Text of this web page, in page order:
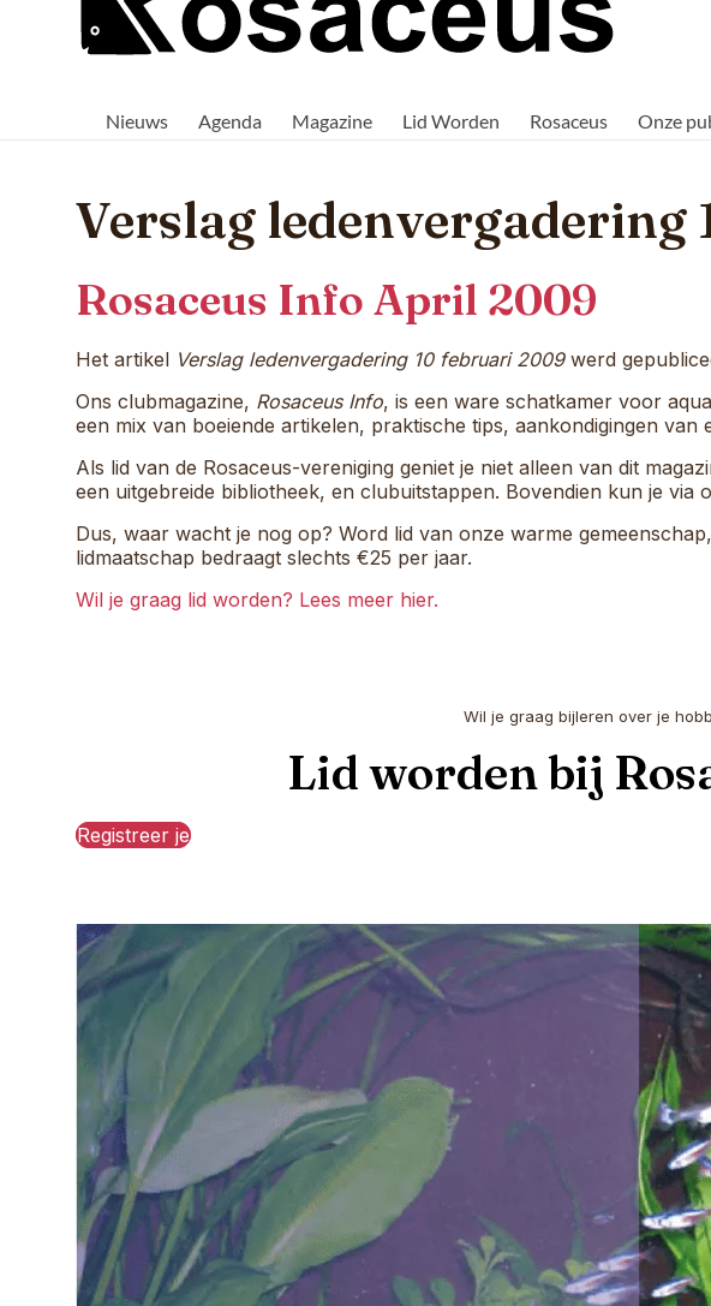
Rosaceus
passieNieuws Agenda Magazine Lid Worden Rosaceus Onze
Verslag
Rosaceus Info April 2009
Het artikel Verslag ledenvergadering 10 februari 2009werd
Ons clubmagazine, Rosaceus Info, is een ware schatkamer voor
een mix van boeiende artikelen, praktische tips, aankondigingen
Als lid van de Rosaceus-vereniging geniet je niet alleen van dit
een uitgebreide bibliotheek, en clubuitstappen. Bovendien kun je via
Dus, waar wacht je nog op? Word lid van onze warme
lidmaatschap bedraagt slechts €25 per jaar.
Wil je graag lid worden? Lees meer hier.
Wil je graag bijleren over je
Lid worden bij
Registreer je